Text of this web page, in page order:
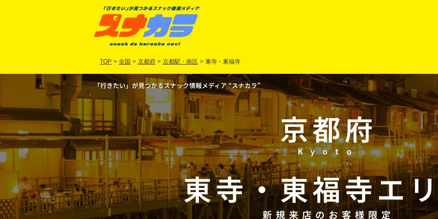
TOP > 全国 > 京都府 > 京都駅・南区 > 東寺・東福寺
「行きたい」が見つかるスナック情報メディア “スナカラ”
京都府
Kyoto
東寺・東福寺エ
新規来店のお客様限定